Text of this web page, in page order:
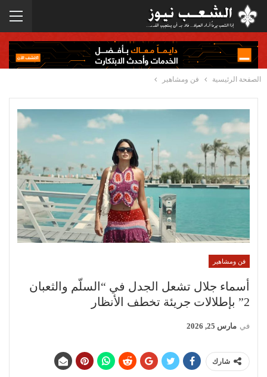
الصفحة الرئيسية فن ومشاهير
فن ومشاهير
أسماء جلال تشعل الجدل في “السلّم والثعبان
2” بإطلالات جريئة تخطف الأنظار
في مارس 25, 2026
شارك